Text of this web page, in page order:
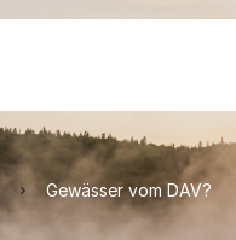
Gewässer vom DAV?